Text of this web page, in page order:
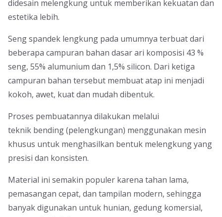
didesain melengkung untuk memberikan kekuatan dan
estetika lebih.
Seng spandek lengkung pada umumnya terbuat dari
beberapa campuran bahan dasar ari komposisi 43 %
seng, 55% alumunium dan 1,5% silicon. Dari ketiga
campuran bahan tersebut membuat atap ini menjadi
kokoh, awet, kuat dan mudah dibentuk.
Proses pembuatannya dilakukan melalui
teknik bending (pelengkungan) menggunakan mesin
khusus untuk menghasilkan bentuk melengkung yang
presisi dan konsisten.
Material ini semakin populer karena tahan lama,
pemasangan cepat, dan tampilan modern, sehingga
banyak digunakan untuk hunian, gedung komersial,